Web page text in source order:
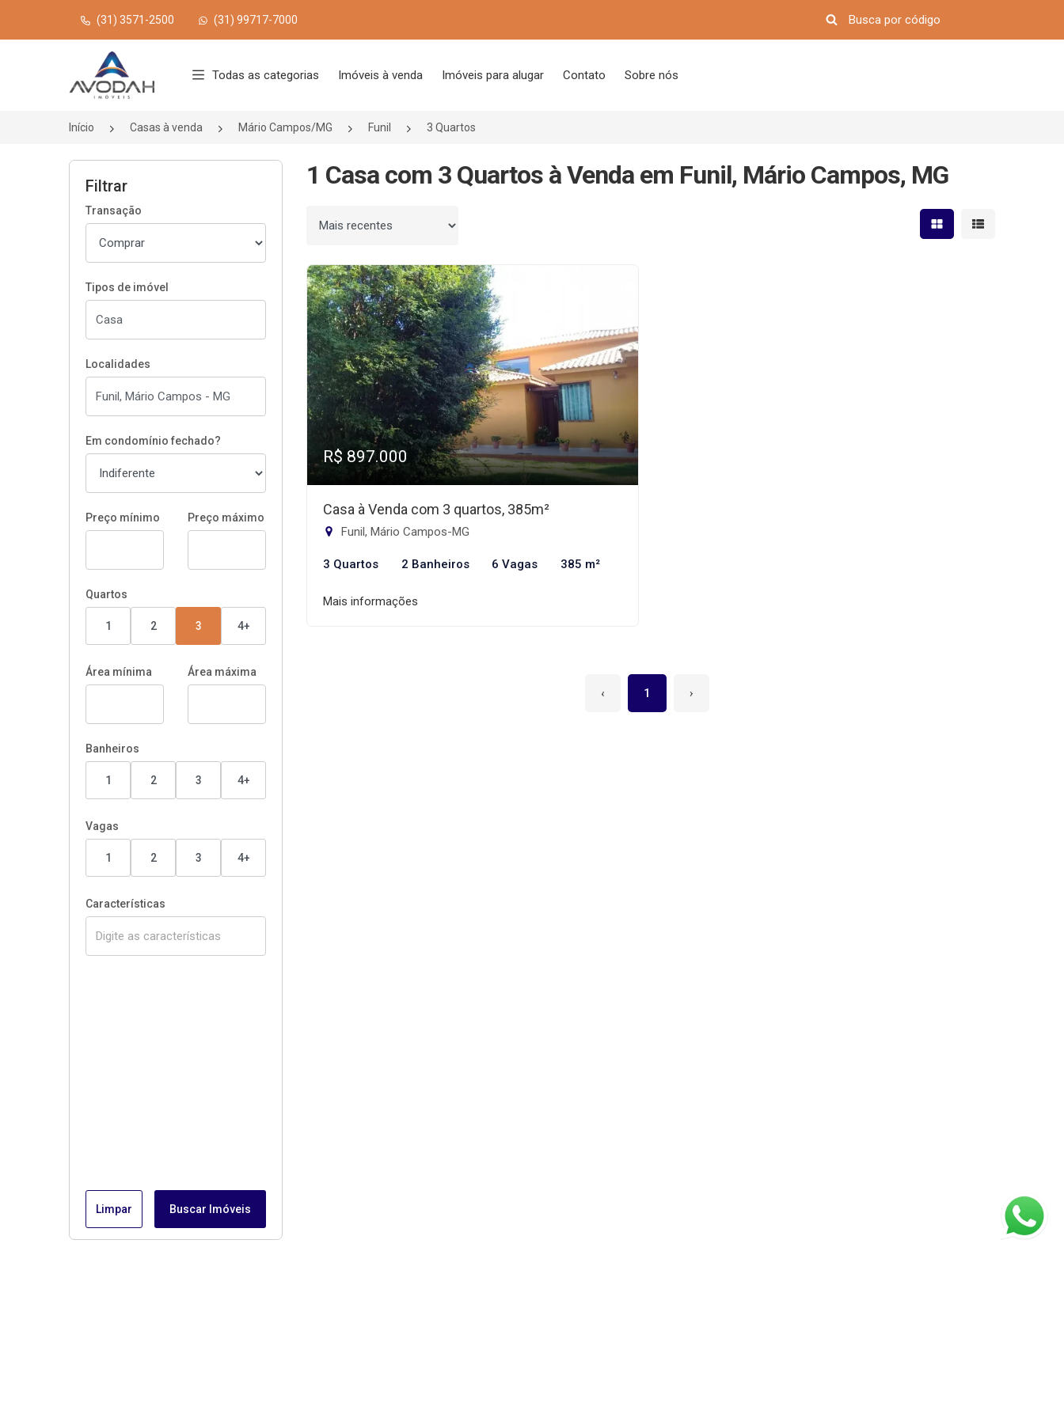
(31) 3571-2500 (31) 99717-7000
Página inicial
Todas as categorias Imóveis à venda Imóveis para alugar Contato Sobre nós
Início Casas à venda Mário Campos/MG Funil 3 Quartos
Filtrar
Transação
Tipos de imóvel
Localidades
Em condomínio fechado?
Preço mínimo Preço máximo
Quartos
1 2 3 4+
Área mínima Área máxima
Banheiros
1 2 3 4+
Vagas
1 2 3 4+
Características
Limpar Buscar Imóveis
1 Casa com 3 Quartos à Venda em Funil, Mário Campos, MG
Ordenar por Mostrar resultados em
Mostrar
R$ 897.000
Casa à Venda com 3 quartos, 385m²
Funil, Mário Campos-MG
3 Quartos 2 Banheiros 6 Vagas 385 m²
Mais informações
‹ 1 ›